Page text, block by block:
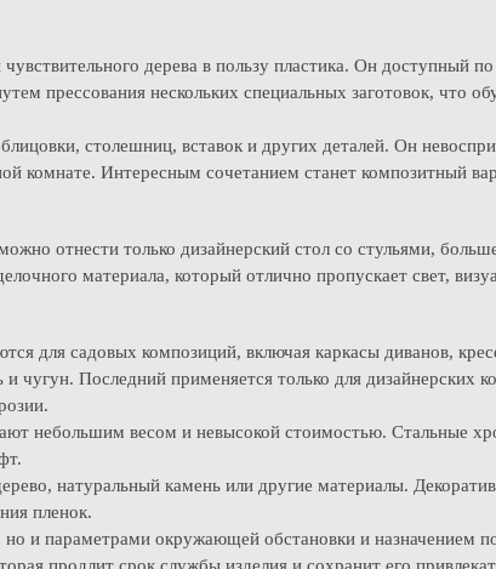
дерева в пользу пластика. Он доступный
прессования нескольких специальных заготовок, что
столешниц, вставок и других деталей. Он
комнате. Интересным сочетанием станет композитный
отнести только дизайнерский стол со стульями,
материала, который отлично пропускает свет,
для садовых композиций, включая каркасы диванов,
чугун. Последний применяется только для дизайнерских
небольшим весом и невысокой стоимостью. Стальные
натуральный камень или другие материалы.
пленок.
и параметрами окружающей обстановки и назначением
продлит срок службы изделия и сохранит его